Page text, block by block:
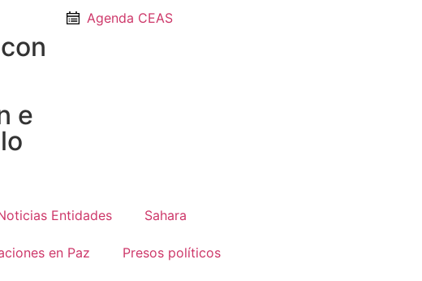
e
Agenda CEAS
Entidades Sahara
en Paz Presos políticos